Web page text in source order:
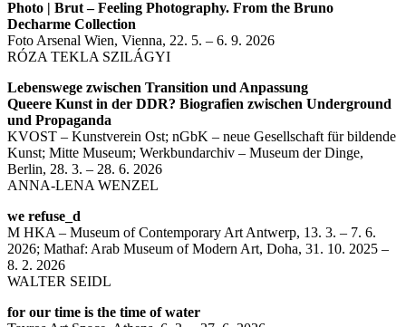
Photo | Brut – Feeling Photography. From the Bruno
Decharme Collection
Foto Arsenal Wien, Vienna, 22. 5. – 6. 9. 2026
RÓZA TEKLA SZILÁGYI
Lebenswege zwischen Transition und Anpassung
Queere Kunst in der DDR? Biografien zwischen Underground
und Propaganda
KVOST – Kunstverein Ost; nGbK – neue Gesellschaft für bildende
Kunst; Mitte Museum; Werkbundarchiv – Museum der Dinge,
Berlin, 28. 3. – 28. 6. 2026
ANNA-LENA WENZEL
we refuse_d
M HKA – Museum of Contemporary Art Antwerp, 13. 3. – 7. 6.
2026; Mathaf: Arab Museum of Modern Art, Doha, 31. 10. 2025 –
8. 2. 2026
WALTER SEIDL
for our time is the time of water